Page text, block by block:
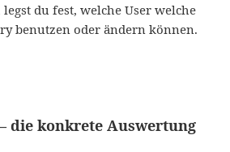
du fest, welche User welche
benutzen oder ändern können.
die konkrete Auswertung